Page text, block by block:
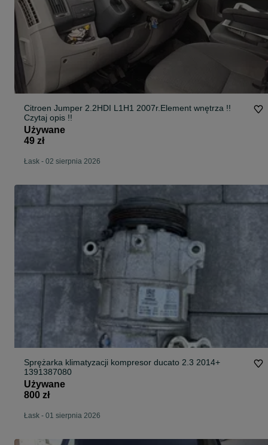
Citroen Jumper 2.2HDI L1H1 2007r.Element wnętrza !!
Czytaj opis !!
Używane
49 zł
Łask - 02 sierpnia 2026
Sprężarka klimatyzacji kompresor ducato 2.3 2014+
1391387080
Używane
800 zł
Łask - 01 sierpnia 2026